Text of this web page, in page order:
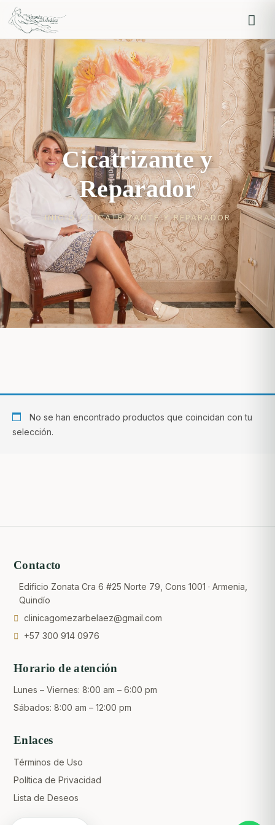
Cicatrizante y
Reparador
INICIO/ CICATRIZANTE Y REPARADOR
No se han encontrado productos que coincidan con tu
selección.
Contacto
Edificio Zonata Cra 6 #25 Norte 79, Cons 1001 · Armenia,
Quindío
clinicagomezarbelaez@gmail.com
+57 300 914 0976
Horario de atención
Lunes – Viernes: 8:00 am – 6:00 pm
Sábados: 8:00 am – 12:00 pm
Enlaces
Términos de Uso
Política de Privacidad
Lista de Deseos
Iniciar sesión
Recordarme Olvidaste la contraseña?
Log in
O inicia sesión con